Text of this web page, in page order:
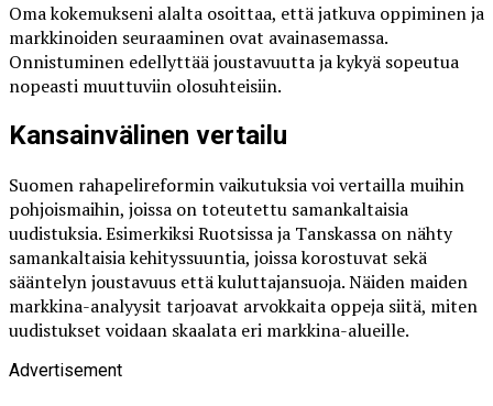
Oma kokemukseni alalta osoittaa, että jatkuva oppiminen ja
markkinoiden seuraaminen ovat avainasemassa.
Onnistuminen edellyttää joustavuutta ja kykyä sopeutua
nopeasti muuttuviin olosuhteisiin.
Kansainvälinen vertailu
Suomen rahapelireformin vaikutuksia voi vertailla muihin
pohjoismaihin, joissa on toteutettu samankaltaisia
uudistuksia. Esimerkiksi Ruotsissa ja Tanskassa on nähty
samankaltaisia kehityssuuntia, joissa korostuvat sekä
sääntelyn joustavuus että kuluttajansuoja. Näiden maiden
markkina-analyysit tarjoavat arvokkaita oppeja siitä, miten
uudistukset voidaan skaalata eri markkina-alueille.
Advertisement